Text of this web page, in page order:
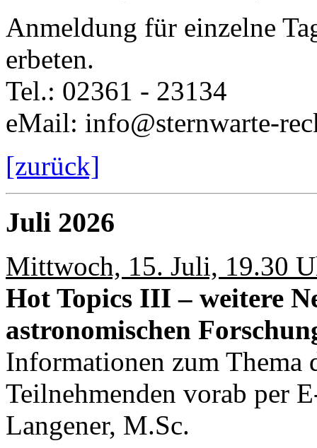
Anmeldung für einzelne
erbeten.
Tel.: 02361 - 23134
eMail: info@sternwarte-
[zurück]
Juli 2026
Mittwoch, 15. Juli, 19.30
Hot Topics III – weitere
astronomischen
Informationen zum Thema
Teilnehmenden vorab per
Langener, M.Sc.